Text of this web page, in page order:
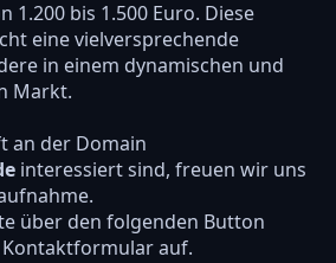
1.200 bis 1.500 Euro. Diese
eine vielversprechende
in einem dynamischen und
Markt.
an der Domain
interessiert sind, freuen wir uns
über den folgenden Button
auf.